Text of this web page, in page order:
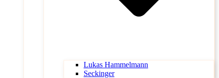
Lukas Hammelmann
Seckinger